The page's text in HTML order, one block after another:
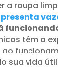
a roupa
têm a
sua vida útil.